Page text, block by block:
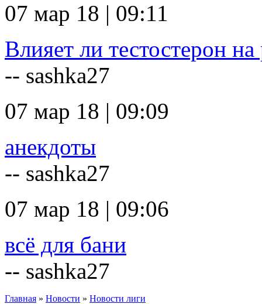
07 мар 18 | 09:11
Влияет ли тестостерон на
-- sashka27
07 мар 18 | 09:09
анекдоты
-- sashka27
07 мар 18 | 09:06
всё для бани
-- sashka27
Главная » Новости » Новости лиги